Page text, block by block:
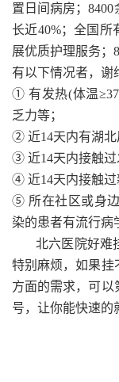
置日间病房；
长近40%；全国所
展优质护理服务；
有以下情况者，谢
① 有发热(体温
乏力等；
② 近14天内有湖北
③ 近14天内接触过
④ 近14天内接触过
⑤ 所在社区或身
染的患者有流行病
北六医院好难
特别麻烦，如果挂
方面的需求，可以
号，让你能快速的